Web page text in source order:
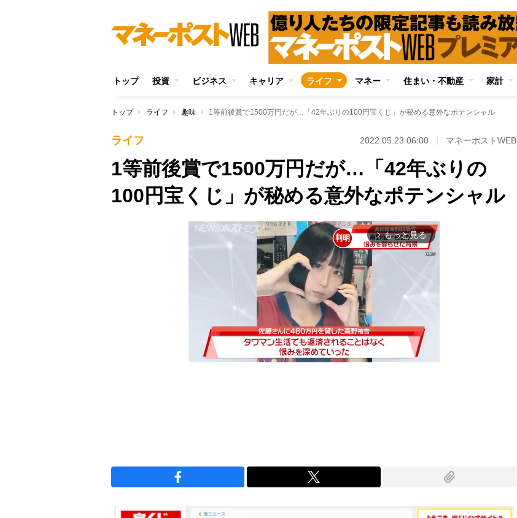
トップ 投資 ビジネス キャリア ライフ マネー 住まい・不動産 家計
トップ ライフ 趣味 1等前後賞で1500万円だが…「42年ぶりの100円宝くじ」が秘める意外なポテンシャル
ライフ 2022.05.23 06:00 マネーポストWEB
1等前後賞で1500万円だが…「42年ぶりの
100円宝くじ」が秘める意外なポテンシャル
arrow_forward_ios もっと見る